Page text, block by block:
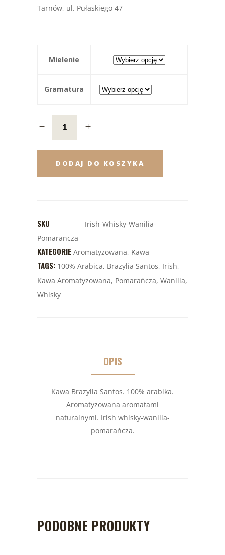
Tarnów, ul. Pułaskiego 47
Mielenie
Gramatura
DODAJ DO KOSZYKA
SKU
Irish-Whisky-Wanilia-
Pomarancza
KATEGORIE Aromatyzowana, Kawa
TAGS: 100% Arabica, Brazylia Santos, Irish,
Kawa Aromatyzowana, Pomarańcza, Wanilia,
Whisky
OPIS
Kawa Brazylia Santos. 100% arabika.
Aromatyzowana aromatami
naturalnymi. Irish whisky-wanilia-
pomarańcza.
PODOBNE PRODUKTY